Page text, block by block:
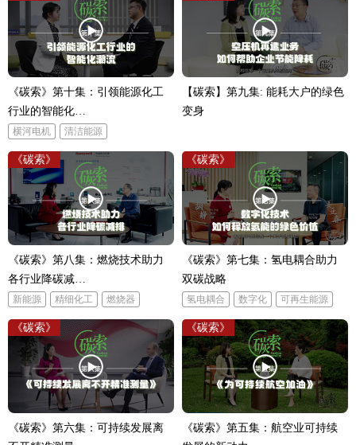
《碳索》第十集：引领能源化工
行业的智能化…
横河电机 清洁能源
【碳索】第九集: 能耗大户的绿色
变身
《碳索》
《碳索》第八集：燃烧技术助力
各行业降碳减…
新能源 精细化工 燃烧器
《碳索》
《碳索》第七集：氢电耦合助力
双碳战略
氢电耦合 数字化 可再生能源
《碳索》
《碳索》第六集：可持续发展离
《碳索》
《碳索》第五集：航空业可持续